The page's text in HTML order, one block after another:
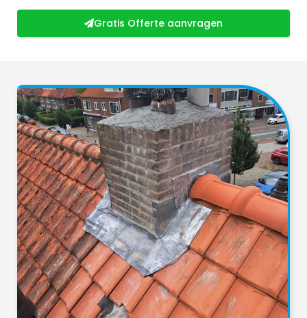
Gratis Offerte aanvragen